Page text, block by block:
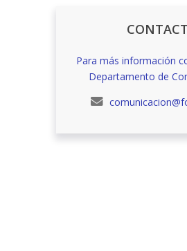
Para más información
Departamento de